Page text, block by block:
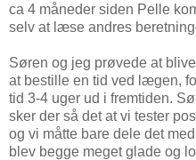
ca 4 måneder siden Pelle
selv at læse andres
Søren og jeg prøvede at
at bestille en tid ved lægen,
tid 3-4 uger ud i fremtiden.
sker der så det at vi tester
og vi måtte bare dele det
blev begge meget glade og